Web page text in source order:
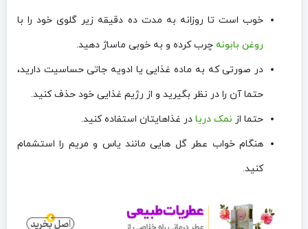
خوب است تا روزانه به مدت ده دقیقه زیر گلوی خود را با
روغن بابونه چرب کرده و به خوبی ماساژ دهید.
در صورتی که به ماده غذایی یا ادویه جاتی حساسیت دارید،
حتما آن را در نظر بگیرید و از رژیم غذایی خود حذف کنید.
حتما از نمک دریا در غذاهایتان استفاده کنید.
هنگام خواب عطر گل هایی مانند یاس و مریم را استشمام
کنید.